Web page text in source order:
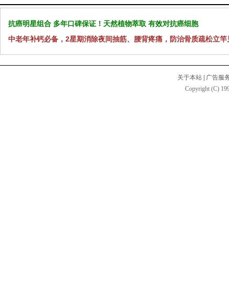
抗癌明星组合 多年口碑保证！天然植物萃取 有效对抗癌细胞
中老年补钙必备，2星期消除夜间抽筋、腰背疼痛，防治骨质疏松立竿
关于本站
广告服
Copyright (C)